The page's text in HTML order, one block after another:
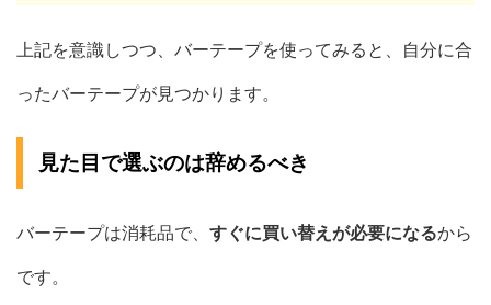
上記を意識しつつ、バーテープを使ってみると、自分に合
ったバーテープが見つかります。
見た目で選ぶのは辞めるべき
バーテープは消耗品で、 すぐに買い替えが必要になるから
です。